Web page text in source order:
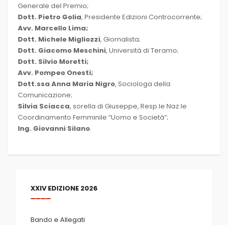
Generale del Premio;
Dott. Pietro Golia, Presidente Edizioni Controcorrente;
Avv. Marcello Lima;
Dott. Michele Migliozzi, Giornalista;
Dott. Giacomo Meschini, Università di Teramo;
Dott. Silvio Moretti;
Avv. Pompeo Onesti;
Dott.ssa Anna Maria Nigro, Sociologa della
Comunicazione;
Silvia Sciacca, sorella di Giuseppe, Resp.le Naz.le
Coordinamento Femminile “Uomo e Società”;
Ing. Giovanni Silano.
XXIV EDIZIONE 2026
Bando e Allegati